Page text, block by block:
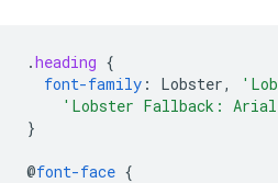
.heading {
font-family : Lobster,
'Lobster Fallback:
}
@font-face {